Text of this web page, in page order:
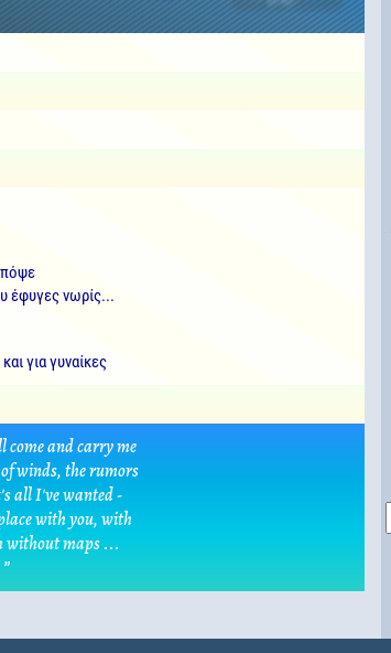
έφυγες νωρίς...
για γυναίκες
come and carry me
winds, the rumors
all I've wanted -
with you, with
without maps ...
”